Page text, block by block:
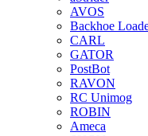
AVOS
Backhoe
CARL
GATOR
PostBot
RAVON
RC Unimog
ROBIN
Ameca